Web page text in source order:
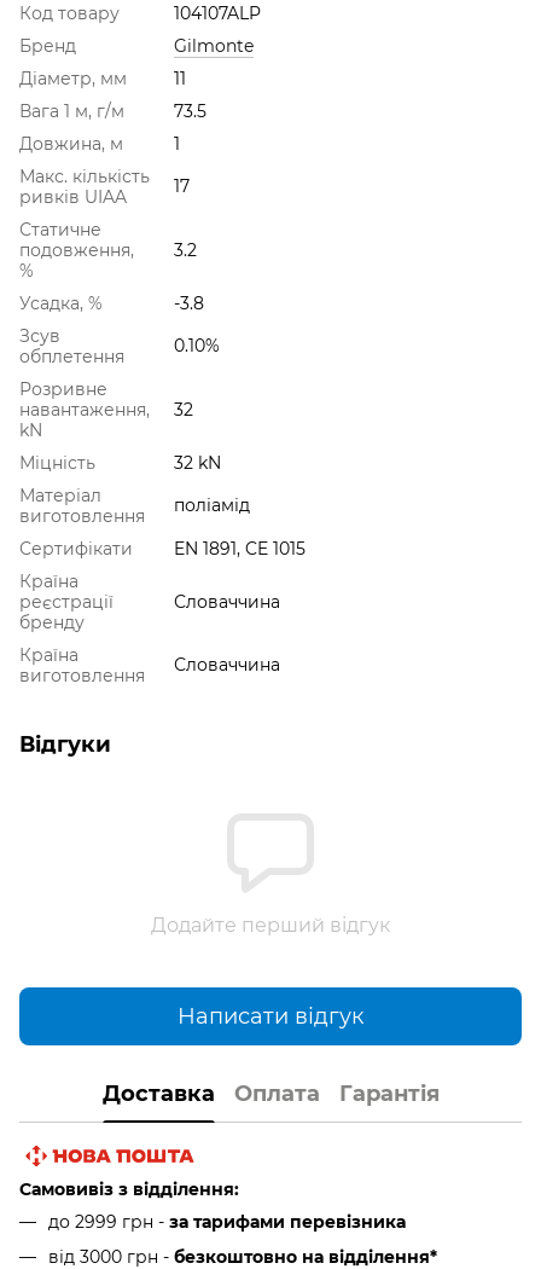
Код товару
104107ALP
Бренд
Gilmonte
Діаметр, мм
11
Вага 1 м, г/м
73.5
Довжина, м
1
Макс. кількість
ривків UIAA
17
Статичне
подовження,
%
3.2
Усадка, %
-3.8
Зсув
обплетення
0.10%
Розривне
навантаження,
kN
32
Міцність
32 kN
Матеріал
виготовлення
поліамід
Сертифікати
EN 1891, CE 1015
Країна
реєстрації
бренду
Словаччина
Країна
виготовлення
Словаччина
Відгуки
Додайте перший відгук
Написати відгук
Доставка Оплата Гарантія
Самовивіз з відділення:
до 2999 грн - за тарифами перевізника
від 3000 грн - безкоштовно на відділення*